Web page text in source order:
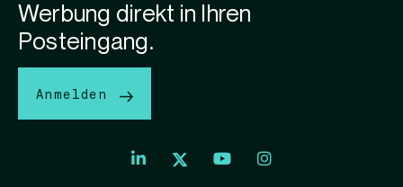
Werbung direkt in Ihren
Posteingang.
Anmelden